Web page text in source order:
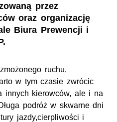
przez
oraz organizację
Biura Prewencji i
ruchu,
w tym czasie zwrócic
innych kierowców, ale i na
podróż w skwarne dni
jazdy,cierpliwości i